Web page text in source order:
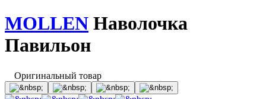
MOLLEN Наволочка
Павильон
Оригинальный товар